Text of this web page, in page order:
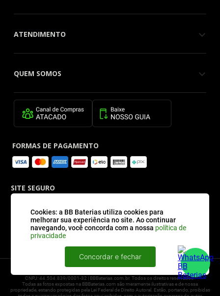
Cookies: a BB Baterias utiliza cookies para
melhorar sua experiência no site. Ao continuar
navegando, você concorda com a nossa política de
privacidade
Concordar e fechar
ATENDIMENTO
QUEM SOMOS
FORMAS DE PAGAMENTO
SITE SEGURO
2026 © BBBaterias® é marca registrada de BB BATERIAS SOLUCOES EM ENERGIA E
CNPJ: 44.504.839/0001-32 | BBBaterias.com.br. Todos os direitos reservados.
Todas as fotos expostas na BBBaterias.com são meramente ilustrativas e de nossa
propriedade, estando protegidas pela Lei Federal de Direito Autoral. Estão, portando, proibidas